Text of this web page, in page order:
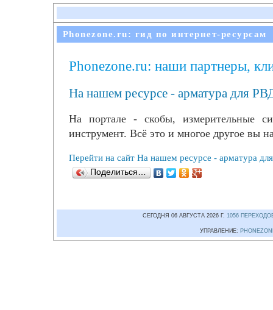
Phonezone.ru: гид по интернет-ресурсам
Phonezone.ru: наши партнеры,
На нашем ресурсе - арматура для
На портале - скобы, измерительные
инструмент. Всё это и многое другое вы
Перейти на сайт На нашем ресурсе - арматура
Поделиться…
СЕГОДНЯ 06 АВГУСТА 2026 Г. 1056
УПРАВЛЕНИЕ: